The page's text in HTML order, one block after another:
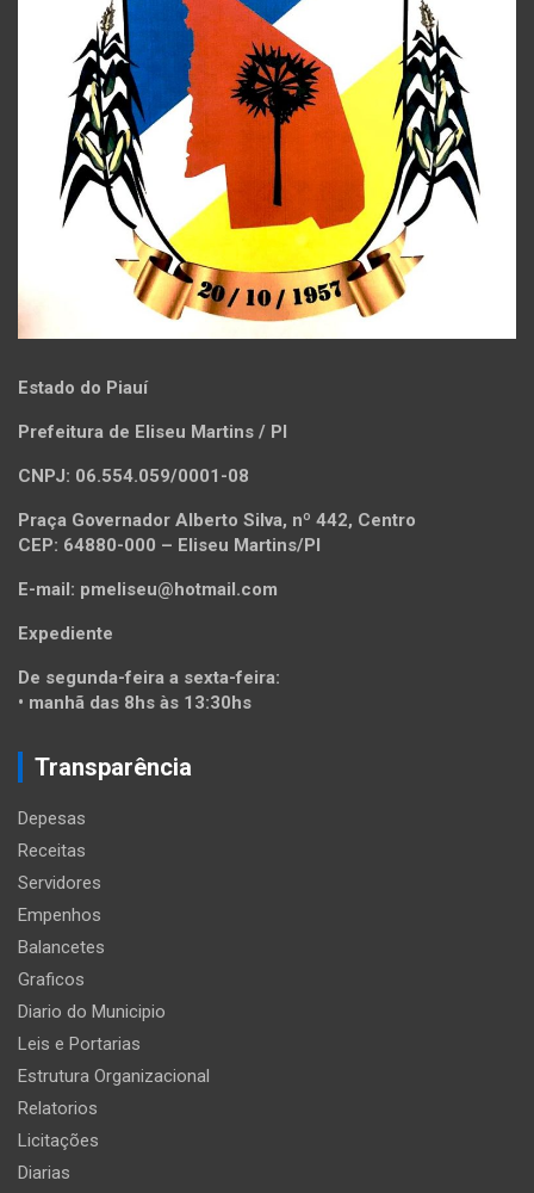
Estado do Piauí
Prefeitura de Eliseu Martins / PI
CNPJ: 06.554.059/0001-08
Praça Governador Alberto Silva, nº 442, Centro
CEP: 64880-000 – Eliseu Martins/PI
E-mail: pmeliseu@hotmail.com
Expediente
De segunda-feira a sexta-feira:
• manhã das 8hs às 13:30hs
Transparência
Depesas
Receitas
Servidores
Empenhos
Balancetes
Graficos
Diario do Municipio
Leis e Portarias
Estrutura Organizacional
Relatorios
Licitações
Diarias